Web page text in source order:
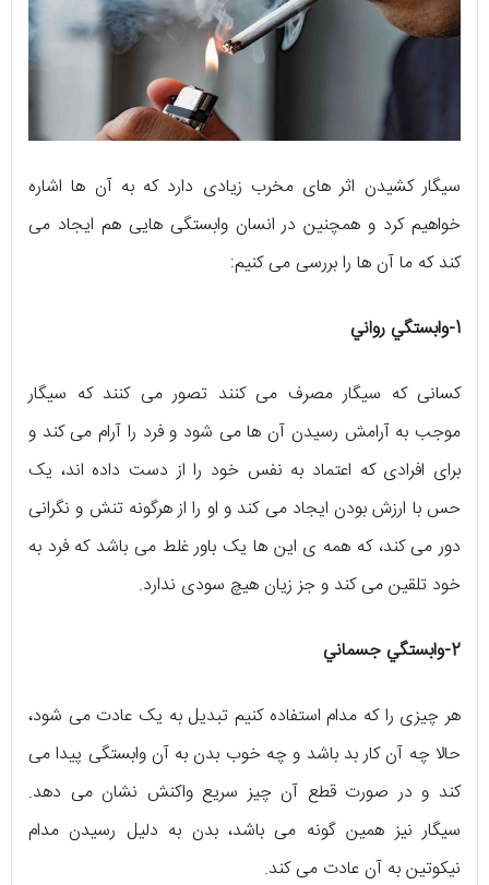
سیگار کشیدن اثر های مخرب زیادی دارد که به آن ها اشاره
خواهیم کرد و همچنین در انسان وابستگی هایی هم ایجاد می
کند که ما آن ها را بررسی می کنیم:
1-وابستگي رواني
کسانی که سیگار مصرف می کنند تصور می کنند که سیگار
موجب به آرامش رسیدن آن ها می شود و فرد را آرام می کند و
برای افرادی که اعتماد به نفس خود را از دست داده اند، یک
حس با ارزش بودن ایجاد می کند و او را از هرگونه تنش و نگرانی
دور می کند، که همه ی این ها یک باور غلط می باشد که فرد به
خود تلقین می کند و جز زیان هیچ سودی ندارد.
2-وابستگي جسماني
هر چیزی را که مدام استفاده کنیم تبدیل به یک عادت می شود،
حالا چه آن کار بد باشد و چه خوب بدن به آن وابستگی پیدا می
کند و در صورت قطع آن چیز سریع واکنش نشان می دهد.
سیگار نیز همین گونه می باشد، بدن به دلیل رسیدن مدام
نیکوتین به آن عادت می کند.